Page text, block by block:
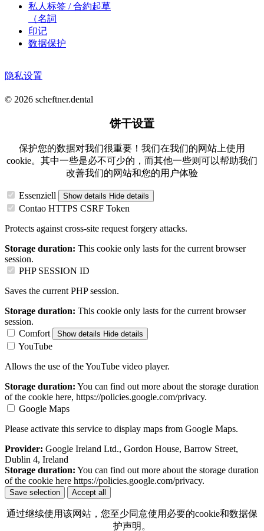
私人标签 / 合約起草
（名詞
印记
数据保护
隐私设置
© 2026 scheftner.dental
饼干设置
保护您的数据对我们很重要！我们在我们的网站上使用
cookie。其中一些是必不可少的，而其他一些则可以帮助我们
改善我们的网站和您的用户体验
Essenziell Show details Hide details
Contao HTTPS CSRF Token
Protects against cross-site request forgery attacks.
Storage duration: This cookie only lasts for the current browser
session.
PHP SESSION ID
Saves the current PHP session.
Storage duration: This cookie only lasts for the current browser
session.
Comfort
Show details Hide details
YouTube
Allows the use of the YouTube video player.
Storage duration: You can find out more about the storage duration
of the cookie here, https://policies.google.com/privacy.
Google Maps
Please activate this service to display maps from Google Maps.
Provider: Google Ireland Ltd., Gordon House, Barrow Street,
Dublin 4, Ireland
Storage duration: You can find out more about the storage duration
of the cookie here https://policies.google.com/privacy.
Save selection Accept all
通过继续使用该网站，您至少同意使用必要的cookie和数据保
护声明。